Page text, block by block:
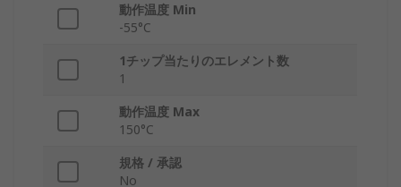
動作温度 Min
-55°C
1チップ当たりのエレメント数
1
動作温度 Max
150°C
規格 / 承認
No